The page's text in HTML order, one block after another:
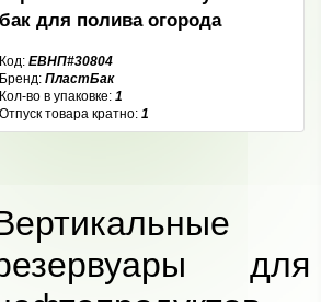
бак для полива огорода
Код: ЕВНП#30804
Бренд: ПластБак
Кол-во в упаковке: 1
Отпуск товара кратно: 1
для